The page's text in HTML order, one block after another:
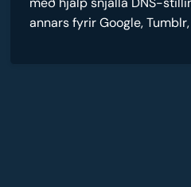
annars fyrir Google,